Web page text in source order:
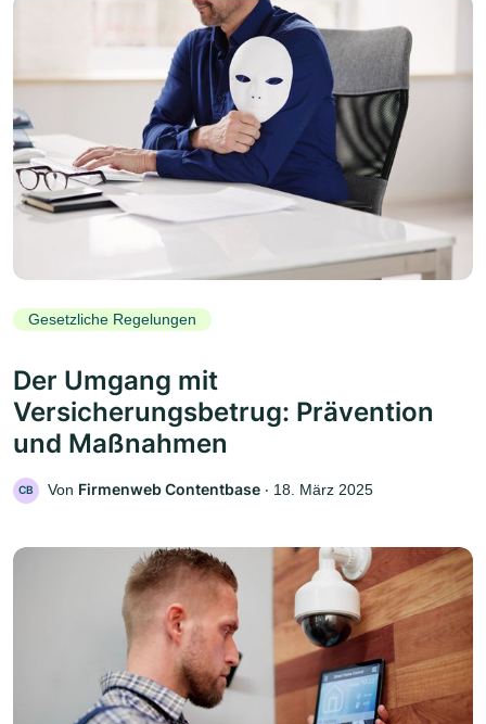
Gesetzliche Regelungen
Der Umgang mit
Versicherungsbetrug: Prävention
und Maßnahmen
CB Von Firmenweb Contentbase ‧ 18. März 2025